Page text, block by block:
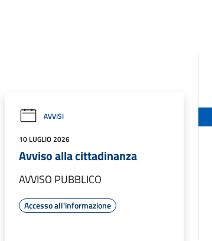
AVVISI
10 LUGLIO 2026
Avviso alla cittadinanza
AVVISO PUBBLICO
Accesso all'informazione